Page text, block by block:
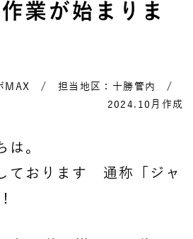
業が始まりま
ボMAX / 担当地区：十勝管内 /
2024.10月作成
は。
ております 通称「ジャ
！